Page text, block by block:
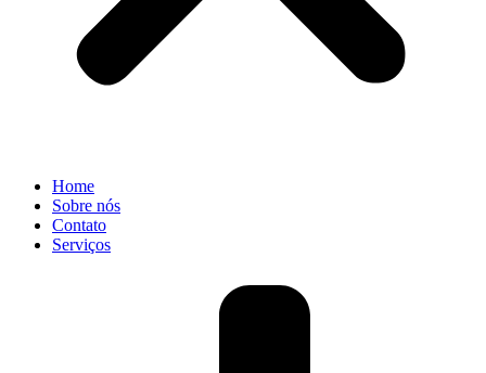
Home
Sobre nós
Contato
Serviços